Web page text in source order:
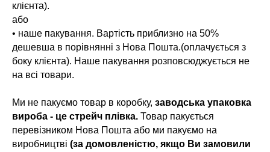
клієнта).
або
• наше пакування. Вартість приблизно на 50%
дешевша в порівнянні з Нова Пошта.(оплачується з
боку клієнта). Наше пакування розповсюджується не
на всі товари.
Ми не пакуємо товар в коробку, заводська упаковка
вироба - це стрейч плівка. Товар пакується
перевізником Нова Пошта або ми пакуємо на
виробництві (за домовленістю, якщо Ви замовили